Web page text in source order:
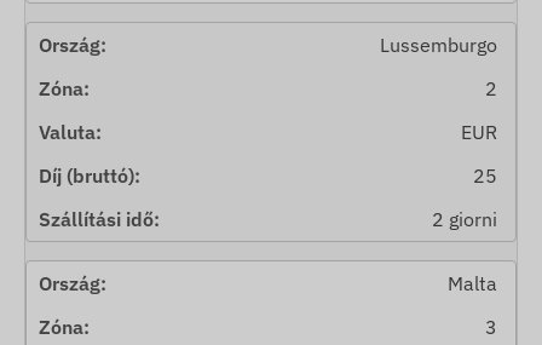
Lussemburgo
2
EUR
25
2 giorni
Malta
3